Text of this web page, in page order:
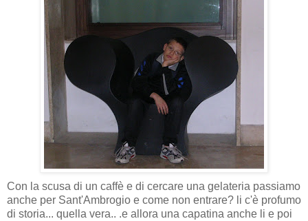
Con la scusa di un caffè e di cercare una gelateria passiamo
anche per Sant'Ambrogio e come non entrare? li c'è profumo
di storia... quella vera.. .e allora una capatina anche li e poi